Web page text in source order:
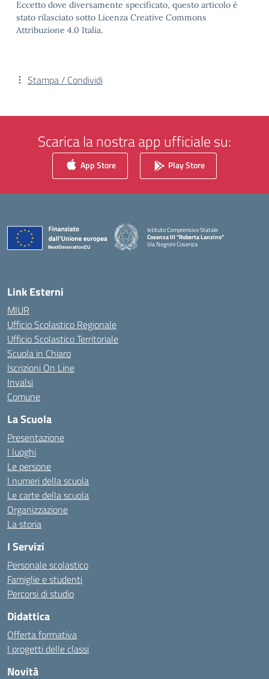
Eccetto dove diversamente specificato, questo articolo è
stato rilasciato sotto Licenza Creative Commons
Attribuzione 4.0 Italia.
Stampa / Condividi
Scarica la nostra app ufficiale su:
App Store Play Store
Istituto Comprensivo Statale
Cosenza III "Roberta Lanzino"
Via Negroni Cosenza
— Visita la pagina iniziale della scuola
Link Esterni
MIUR
Ufficio Scolastico Regionale
Ufficio Scolastico Territoriale
Scuola in Chiaro
Iscrizioni On Line
Invalsi
Comune
La Scuola
Presentazione
I luoghi
Le persone
I numeri della scuola
Le carte della scuola
Organizzazione
La storia
I Servizi
Personale scolastico
Famiglie e studenti
Percorsi di studio
Didattica
Offerta formativa
I progetti delle classi
Novità